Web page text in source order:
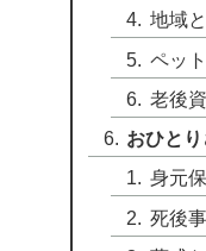
地域
ペッ
老後
おひと
身元
死後